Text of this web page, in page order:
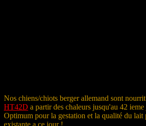
Nos chiens/chiots berger allemand sont
HT42D a partir des chaleurs jusqu'au 42
Optimum pour la gestation et la qualité du
existante a ce jour !